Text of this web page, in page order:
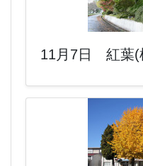
11月7日 紅葉(